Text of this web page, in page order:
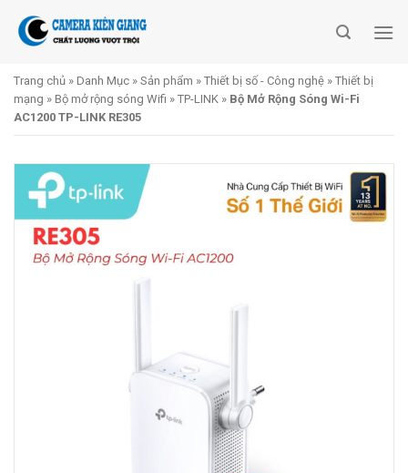
Trang chủ » Danh Mục » Sản phẩm » Thiết bị số - Công nghệ » Thiết bị
mạng » Bộ mở rộng sóng Wifi » TP-LINK » Bộ Mở Rộng Sóng Wi-Fi
AC1200 TP-LINK RE305